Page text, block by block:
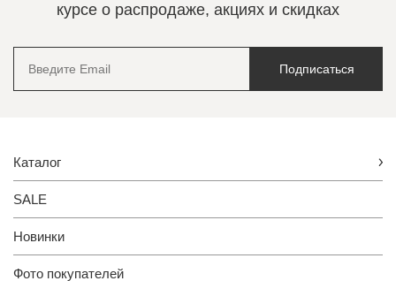
курсе о распродаже, акциях и скидках
Подписаться
Каталог
SALE
Новинки
Фото покупателей